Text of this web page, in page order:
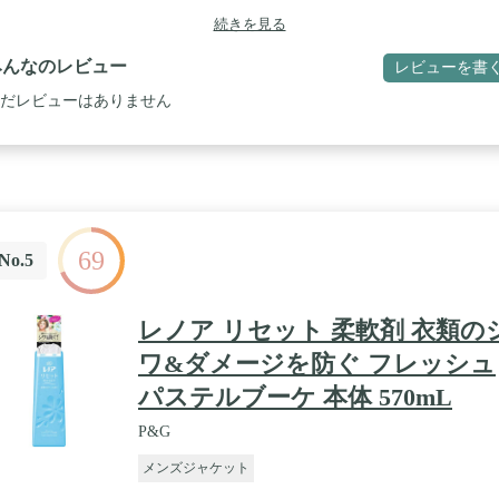
続きを見る
なのレビュー レビューを書
レビューはありません
69
レノア リセット 柔軟剤 衣類の
ワ&ダメージを防ぐ フレッシュ
パステルブーケ 本体 570mL
P&G
メンズジャケット